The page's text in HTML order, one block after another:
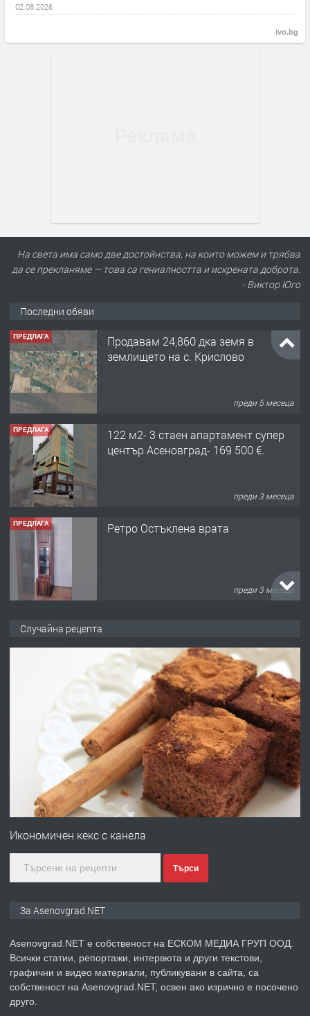
02.08.2026
ivo.bg
На света има само две достойнства, на които можем и трябва
да се прекланяме — това са гениалността и искрената доброта.
- Виктор Юго
Последни обяви
ПРЕДЛАГА
Продавам 24,860 дка земя в
землището на с. Крислово
преди 5 месеца
ПРЕДЛАГА
122 м2- 3 стаен апартамент супер
център Асеновград- 169 500 €.
преди 3 месеца
ПРЕДЛАГА Ретро Остъклена врата
преди 3 месеца
преди 10 месеца
Професионална броячна машина -
със сертификат от ЕЦБ
преди 1 година
ПРЕДЛАГА
Професионална зеленчукорезачка
преди 2 години
ПРЕДЛАГА
Давам индивидуалани уроци по
Случайна рецепта
Икономичен кекс с канела
Търси
За Asenovgrad.NET
Asenovgrad.NET е собственост на ЕСКОМ МЕДИА ГРУП ООД.
Всички статии, репортажи, интервюта и други текстови,
графични и видео материали, публикувани в сайта, са
собственост на Asenovgrad.NET, освен ако изрично е посочено
друго.